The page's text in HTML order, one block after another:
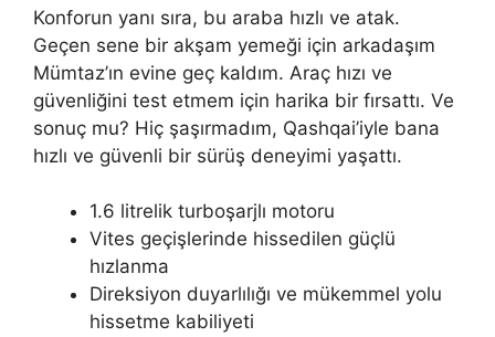
Konforun yanı sıra, bu araba hızlı ve atak.
Geçen sene bir akşam yemeği için arkadaşım
Mümtaz’ın evine geç kaldım. Araç hızı ve
güvenliğini test etmem için harika bir fırsattı. Ve
sonuç mu? Hiç şaşırmadım, Qashqai’iyle bana
hızlı ve güvenli bir sürüş deneyimi yaşattı.
1.6 litrelik turboşarjlı motoru
Vites geçişlerinde hissedilen güçlü
hızlanma
Direksiyon duyarlılığı ve mükemmel yolu
hissetme kabiliyeti